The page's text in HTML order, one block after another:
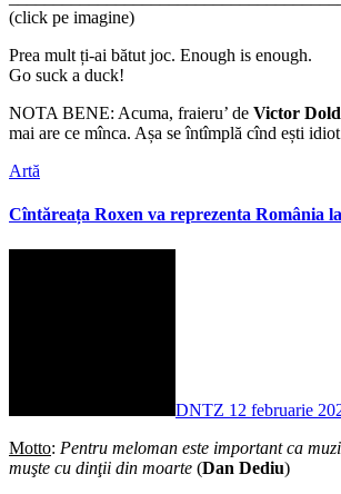
(click pe imagine)
Prea mult ți-ai bătut joc. Enough is enough.
Go suck a duck!
NOTA BENE: Acuma, fraieru’ de Victor
mai are ce mînca. Așa se întîmplă cînd ești
Artă
Cîntăreața Roxen va reprezenta România
DNTZ 12 februarie
Motto: Pentru meloman este important ca
muşte cu dinţii din moarte (Dan Dediu)